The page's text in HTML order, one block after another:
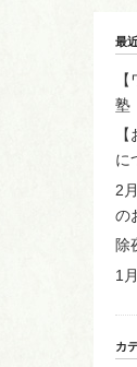
最
塾
に
2
の
除
1
カ